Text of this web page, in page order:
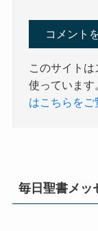
このサイト
使っています
はこちらをご
毎日聖書メッ